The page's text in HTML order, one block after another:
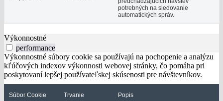
potrebných na sledovanie
automatických správ.
Výkonnostné
performance
Výkonnostné súbory cookie sa používajú na pochopenie a analýzu
kľúčových indexov výkonnosti webovej stránky, čo pomáha pri
poskytovaní lepšej používateľskej skúsenosti pre návštevníkov.
Súbor Cookie Trvanie Popis